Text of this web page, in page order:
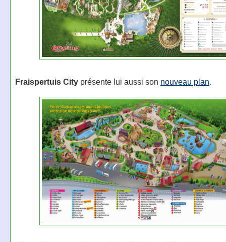
Fraispertuis Cityprésente lui aussi son nouveau plan.